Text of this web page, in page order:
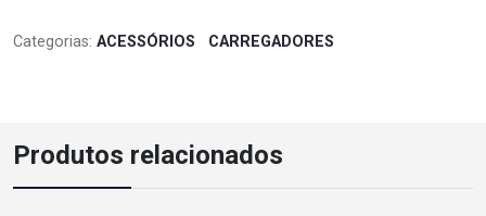
Categorias: ACESSÓRIOS CARREGADORES
Produtos relacionados